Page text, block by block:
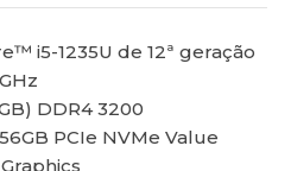
i5-1235U de 12ª geração
DDR4 3200
PCIe NVMe Value